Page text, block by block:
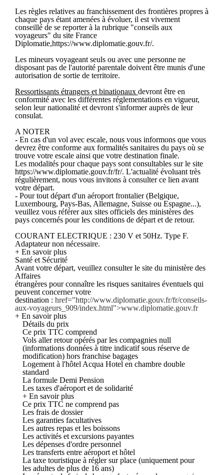
Les règles relatives au franchissement des frontières propres à
chaque pays étant amenées à évoluer, il est vivement
conseillé de se reporter à la rubrique "conseils aux
voyageurs" du site France
Diplomatie,https://www.diplomatie.gouv.fr/.
Les mineurs voyageant seuls ou avec une personne ne
disposant pas de l'autorité parentale doivent être munis d'une
autorisation de sortie de territoire.
Ressortissants étrangers et binationaux devront être en
conformité avec les différentes réglementations en vigueur,
selon leur nationalité et devront s'informer auprès de leur
consulat.
A NOTER
- En cas d'un vol avec escale, nous vous informons que vous
devrez être conforme aux formalités sanitaires du pays où se
trouve votre escale ainsi que votre destination finale.
Les modalités pour chaque pays sont consultables sur le site
https://www.diplomatie.gouv.fr/fr/. L'actualité évoluant très
régulièrement, nous vous invitons à consulter ce lien avant
votre départ.
- Pour tout départ d'un aéroport frontalier (Belgique,
Luxembourg, Pays-Bas, Allemagne, Suisse ou Espagne...),
veuillez vous référer aux sites officiels des ministères des
pays concernés pour les conditions de départ et de retour.
COURANT ELECTRIQUE : 230 V et 50Hz. Type F.
Adaptateur non nécessaire.
+ En savoir plus
Santé et Sécurité
Avant votre départ, veuillez consulter le site du ministère des
Affaires
étrangères pour connaître les risques sanitaires éventuels qui
peuvent concerner votre
destination : href="http://www.diplomatie.gouv.fr/fr/conseils-
aux-voyageurs_909/index.html">www.diplomatie.gouv.fr
+ En savoir plus
Détails du prix
Ce prix TTC comprend
Vols aller retour opérés par les compagnies null
(informations données à titre indicatif sous réserve de
modification) hors franchise bagages
Logement à l'hôtel Acqua Hotel en chambre double
standard
La formule Demi Pension
Les taxes d'aéroport et de solidarité
+ En savoir plus
Ce prix TTC ne comprend pas
Les frais de dossier
Les garanties facultatives
Les autres repas et les boissons
Les activités et excursions payantes
Les dépenses d'ordre personnel
Les transferts entre aéroport et hôtel
La taxe touristique à régler sur place (uniquement pour
les adultes de plus de 16 ans)